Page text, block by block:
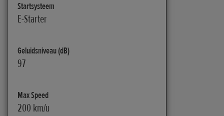
Startsysteem
E-Starter
Geluidsniveau (dB)
97
Max Speed
200 km/u